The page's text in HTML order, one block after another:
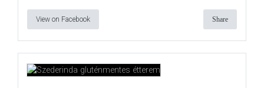
View on Facebook Share